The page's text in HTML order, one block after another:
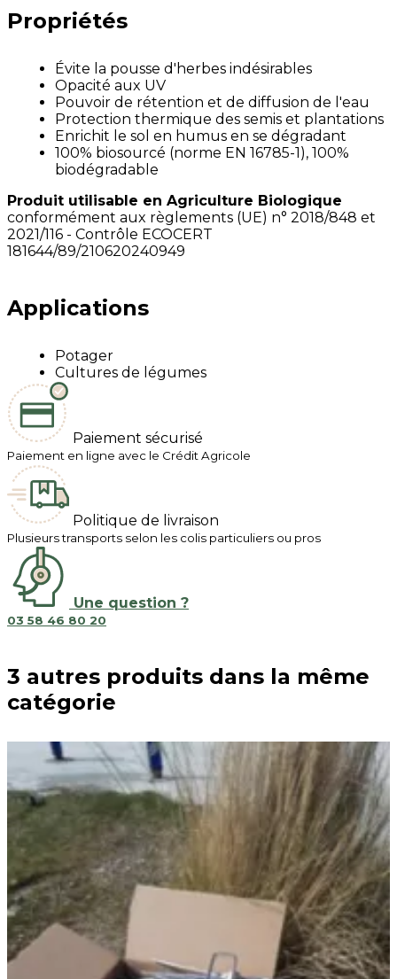
Propriétés
Évite la pousse d'herbes indésirables
Opacité aux UV
Pouvoir de rétention et de diffusion de l'eau
Protection thermique des semis et plantations
Enrichit le sol en humus en se dégradant
100% biosourcé (norme EN 16785-1), 100%
biodégradable
Produit utilisable en Agriculture Biologique
conformément aux règlements (UE) n° 2018/848 et
2021/116 - Contrôle ECOCERT
181644/89/210620240949
Applications
Potager
Cultures de légumes
Paiement sécurisé
Paiement en ligne avec le Crédit Agricole
Politique de livraison
Plusieurs transports selon les colis particuliers ou pros
Une question ?
03 58 46 80 20
3 autres produits dans la même
catégorie